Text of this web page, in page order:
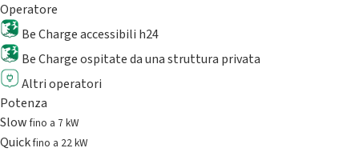
Operatore
Be Charge accessibili h24
Be Charge ospitate da una struttura privata
Altri operatori
Potenza
Slowfino a 7 kW
Quickfino a 22 kW